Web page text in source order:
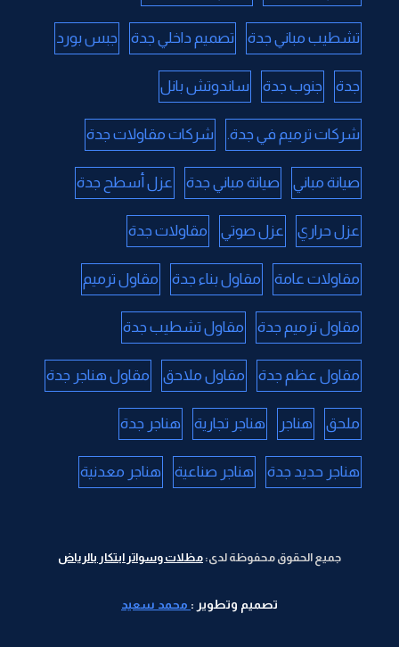
تشطيب مباني جدة تصميم داخلي جدة جبس بورد
جدة جنوب جدة ساندوتش بانل
شركات ترميم في جدة. شركات مقاولات جدة
صيانة مباني صيانة مباني جدة عزل أسطح جدة
عزل حراري عزل صوتي مقاولات جدة
مقاولات عامة مقاول بناء جدة مقاول ترميم
مقاول ترميم جدة مقاول تشطيب جدة
مقاول عظم جدة مقاول ملاحق مقاول هناجر جدة
ملحق هناجر هناجر تجارية هناجر جدة
هناجر حديد جدة هناجر صناعية هناجر معدنية
جميع الحقوق محفوظة لدى: مظلات وسواتر ابتكار بالرياض
تصميم وتطوير : محمد سعيد